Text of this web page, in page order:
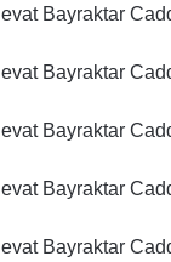
Bayraktar
Bayraktar
Bayraktar
Bayraktar
Bayraktar